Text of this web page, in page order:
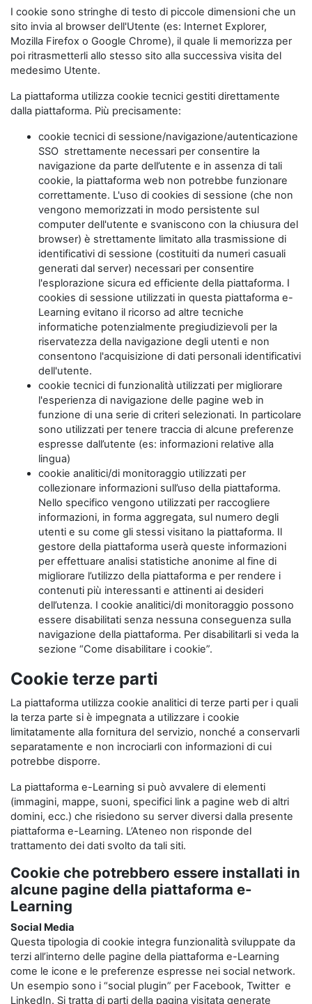
I cookie sono stringhe di testo di piccole dimensioni che un
sito invia al browser dell'Utente (es: Internet Explorer,
Mozilla Firefox o Google Chrome), il quale li memorizza per
poi ritrasmetterli allo stesso sito alla successiva visita del
medesimo Utente.
La piattaforma utilizza cookie tecnici gestiti direttamente
dalla piattaforma. Più precisamente:
cookie tecnici di sessione/navigazione/autenticazione
SSO strettamente necessari per consentire la
navigazione da parte dell’utente e in assenza di tali
cookie, la piattaforma web non potrebbe funzionare
correttamente. L'uso di cookies di sessione (che non
vengono memorizzati in modo persistente sul
computer dell'utente e svaniscono con la chiusura del
browser) è strettamente limitato alla trasmissione di
identificativi di sessione (costituiti da numeri casuali
generati dal server) necessari per consentire
l'esplorazione sicura ed efficiente della piattaforma. I
cookies di sessione utilizzati in questa piattaforma e-
Learning evitano il ricorso ad altre tecniche
informatiche potenzialmente pregiudizievoli per la
riservatezza della navigazione degli utenti e non
consentono l'acquisizione di dati personali identificativi
dell'utente.
cookie tecnici di funzionalità utilizzati per migliorare
l'esperienza di navigazione delle pagine web in
funzione di una serie di criteri selezionati. In particolare
sono utilizzati per tenere traccia di alcune preferenze
espresse dall’utente (es: informazioni relative alla
lingua)
cookie analitici/di monitoraggio utilizzati per
collezionare informazioni sull’uso della piattaforma.
Nello specifico vengono utilizzati per raccogliere
informazioni, in forma aggregata, sul numero degli
utenti e su come gli stessi visitano la piattaforma. Il
gestore della piattaforma userà queste informazioni
per effettuare analisi statistiche anonime al fine di
migliorare l’utilizzo della piattaforma e per rendere i
contenuti più interessanti e attinenti ai desideri
dell’utenza. I cookie analitici/di monitoraggio possono
essere disabilitati senza nessuna conseguenza sulla
navigazione della piattaforma. Per disabilitarli si veda la
sezione “Come disabilitare i cookie”.
Cookie terze parti
La piattaforma utilizza cookie analitici di terze parti per i quali
la terza parte si è impegnata a utilizzare i cookie
limitatamente alla fornitura del servizio, nonché a conservarli
separatamente e non incrociarli con informazioni di cui
potrebbe disporre.
La piattaforma e-Learning si può avvalere di elementi
(immagini, mappe, suoni, specifici link a pagine web di altri
domini, ecc.) che risiedono su server diversi dalla presente
piattaforma e-Learning. L’Ateneo non risponde del
trattamento dei dati svolto da tali siti.
Cookie che potrebbero essere installati in
alcune pagine della piattaforma e-
Learning
Social Media
Questa tipologia di cookie integra funzionalità sviluppate da
terzi all’interno delle pagine della piattaforma e-Learning
come le icone e le preferenze espresse nei social network.
Un esempio sono i “social plugin” per Facebook, Twitter e
LinkedIn. Si tratta di parti della pagina visitata generate